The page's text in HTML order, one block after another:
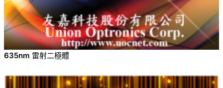
635nm 雷射二極體